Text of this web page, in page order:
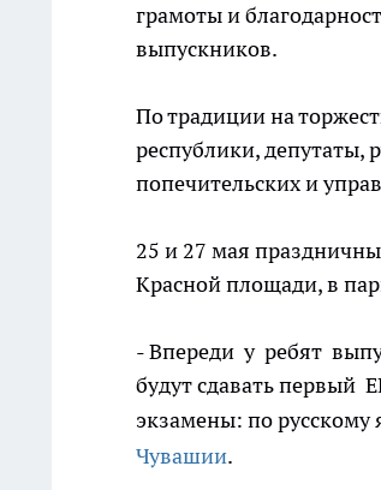
грамоты и
выпускников.
По традиции на
республики, депутаты,
попечительских и
25 и 27 мая
Красной площади, в
- Впереди у ребят
будут сдавать первый
экзамены: по русскому
Чувашии.